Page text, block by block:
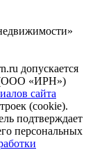
допускается
(ООО «ИРН»)
сайта
(cookie).
подтверждает
персональных